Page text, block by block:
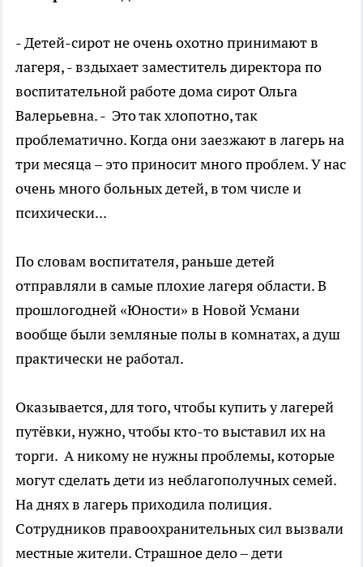
- Детей-сирот не очень охотно принимают в
лагеря, - вздыхает заместитель директора по
воспитательной работе дома сирот Ольга
Валерьевна. - Это так хлопотно, так
проблематично. Когда они заезжают в лагерь на
три месяца – это приносит много проблем. У нас
очень много больных детей, в том числе и
психически...
По словам воспитателя, раньше детей
отправляли в самые плохие лагеря области. В
прошлогодней «Юности» в Новой Усмани
вообще были земляные полы в комнатах, а душ
практически не работал.
Оказывается, для того, чтобы купить у лагерей
путёвки, нужно, чтобы кто-то выставил их на
торги. А никому не нужны проблемы, которые
могут сделать дети из неблагополучных семей.
На днях в лагерь приходила полиция.
Сотрудников правоохранительных сил вызвали
местные жители. Страшное дело – дети